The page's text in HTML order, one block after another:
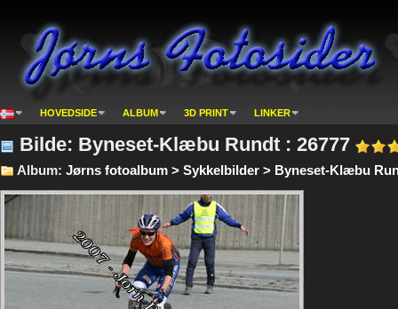
HOVEDSIDE ALBUM 3D PRINT LINKER
Bilde: Byneset-Klæbu Rundt : 26777
Album: Jørns fotoalbum > Sykkelbilder > Byneset-Klæbu